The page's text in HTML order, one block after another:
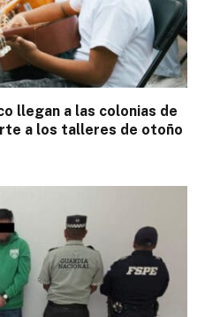
llegan a las colonias de
a los talleres de otoño